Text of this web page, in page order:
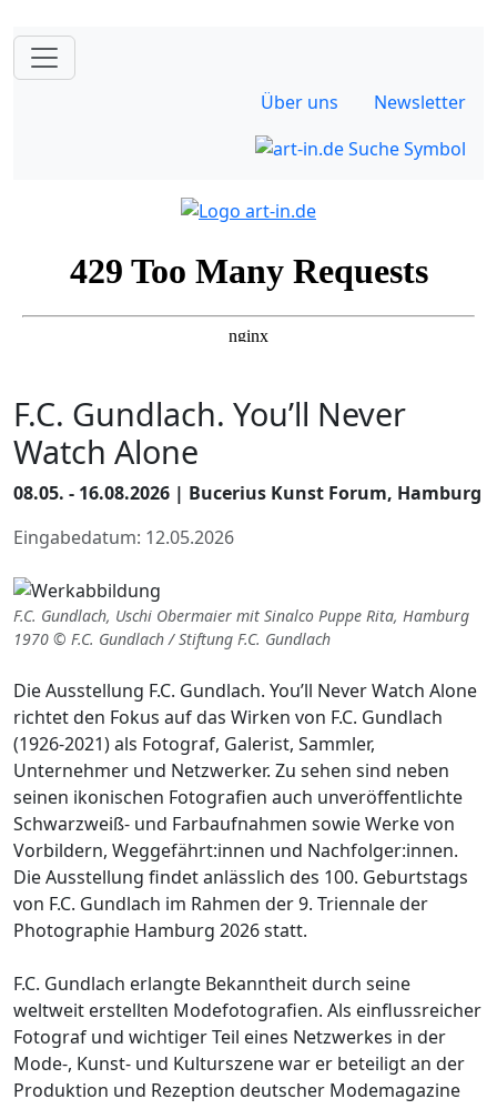
Über uns Newsletter
F.C. Gundlach. You’ll Never
Watch Alone
08.05. - 16.08.2026 | Bucerius Kunst Forum, Hamburg
Eingabedatum: 12.05.2026
F.C. Gundlach, Uschi Obermaier mit Sinalco Puppe Rita, Hamburg
1970 © F.C. Gundlach / Stiftung F.C. Gundlach
Die Ausstellung F.C. Gundlach. You’ll Never Watch Alone
richtet den Fokus auf das Wirken von F.C. Gundlach
(1926-2021) als Fotograf, Galerist, Sammler,
Unternehmer und Netzwerker. Zu sehen sind neben
seinen ikonischen Fotografien auch unveröffentlichte
Schwarzweiß- und Farbaufnahmen sowie Werke von
Vorbildern, Weggefährt:innen und Nachfolger:innen.
Die Ausstellung findet anlässlich des 100. Geburtstags
von F.C. Gundlach im Rahmen der 9. Triennale der
Photographie Hamburg 2026 statt.
F.C. Gundlach erlangte Bekanntheit durch seine
weltweit erstellten Modefotografien. Als einflussreicher
Fotograf und wichtiger Teil eines Netzwerkes in der
Mode-, Kunst- und Kulturszene war er beteiligt an der
Produktion und Rezeption deutscher Modemagazine